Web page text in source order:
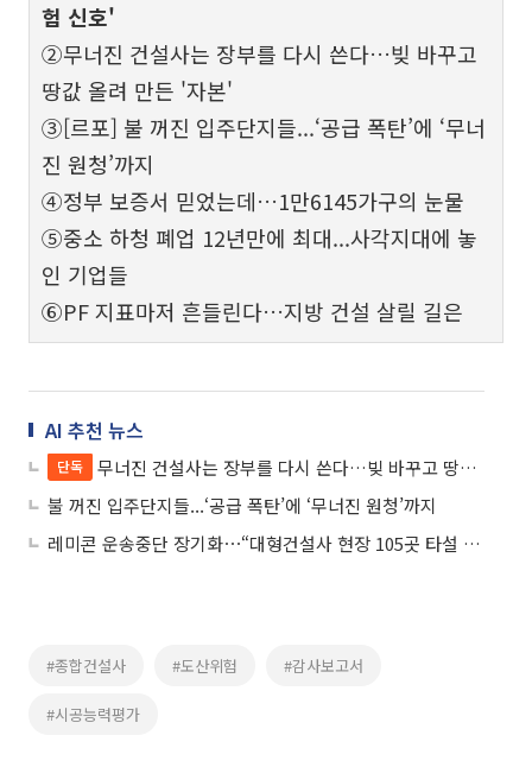
험 신호'
②무너진 건설사는 장부를 다시 쓴다…빚 바꾸고
땅값 올려 만든 '자본'
③[르포] 불 꺼진 입주단지들...‘공급 폭탄’에 ‘무너
진 원청’까지
④정부 보증서 믿었는데…1만6145가구의 눈물
⑤중소 하청 폐업 12년만에 최대...사각지대에 놓
인 기업들
⑥PF 지표마저 흔들린다…지방 건설 살릴 길은
AI 추천 뉴스
단독
무너진 건설사는 장부를 다시 쓴다…빚 바꾸고 땅값 올려 만든 '자본'
불 꺼진 입주단지들...‘공급 폭탄’에 ‘무너진 원청’까지
레미콘 운송중단 장기화⋯“대형건설사 현장 105곳 타설 차질”
#종합건설사 #도산위험 #감사보고서
#시공능력평가